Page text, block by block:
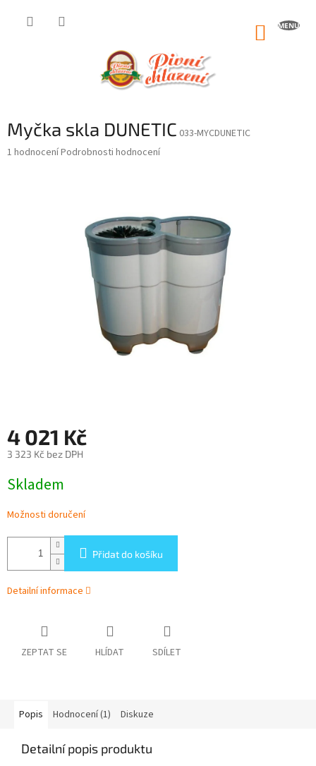
Myčka skla DUNETIC 033-MYCDUNETIC
Průměrné
1 hodnoceníPodrobnosti hodnocení
4 021 Kč
3 323 Kč bez DPH
cena:
Skladem
Možnosti doručení
Přidat do košíku
Detailní informace
ZEPTAT SE HLÍDAT SDÍLET
Popis Hodnocení (1) Diskuze
Detailní popis produktu